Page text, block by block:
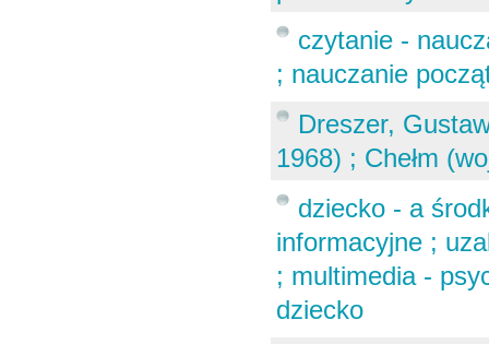
czytanie -
; nauczanie
Dreszer,
1968) ; Chełm
dziecko - a
informacyjne ;
; multimedia -
dziecko